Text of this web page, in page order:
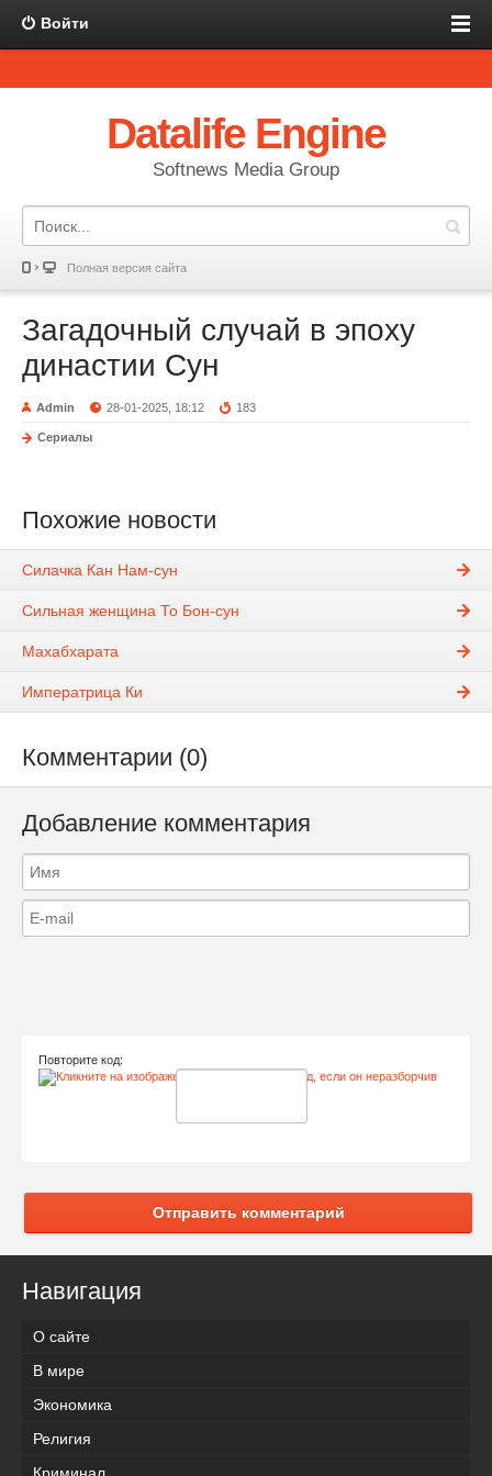
Войти
Datalife Engine
Softnews Media Group
Полная версия сайта
Загадочный случай в эпоху
династии Сун
Admin 28-01-2025, 18:12 183
Сериалы
Похожие новости
Силачка Кан Нам-сун
Сильная женщина То Бон-сун
Махабхарата
Императрица Ки
Комментарии (0)
Добавление комментария
Повторите код:
Отправить комментарий
Навигация
О сайте
В мире
Экономика
Религия
Криминал